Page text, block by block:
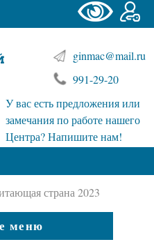
ginmac@mail.ru
991-29-20
У вас есть предложения или
замечания по работе нашего
Центра? Напишите нам!
страна 2023
меню